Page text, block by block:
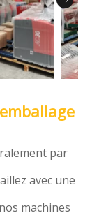
par
avec une
machines